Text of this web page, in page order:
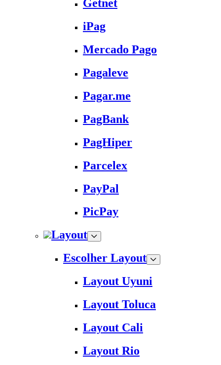
Getnet
iPag
Mercado Pago
Pagaleve
Pagar.me
PagBank
PagHiper
Parcelex
PayPal
PicPay
Layout
Escolher Layout
Layout Uyuni
Layout Toluca
Layout Cali
Layout Rio